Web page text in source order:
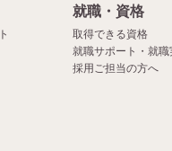
就職・資格
取得できる資格
就職サポート・就職
採用ご担当の方へ